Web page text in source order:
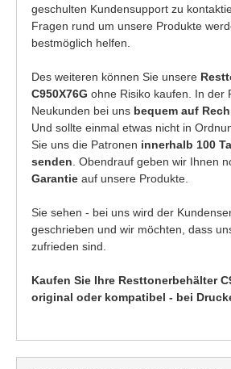
geschulten Kundensupport zu
Fragen rund um unsere Produkte
bestmöglich helfen.
Des weiteren können Sie unsere
C950X76G ohne Risiko kaufen. In der
Neukunden bei uns bequem auf
Und sollte einmal etwas nicht in
Sie uns die Patronen innerhalb 100
senden. Obendrauf geben wir Ihnen
Garantie auf unsere Produkte.
Sie sehen - bei uns wird der
geschrieben und wir möchten, dass
zufrieden sind.
Kaufen Sie Ihre Resttonerbehälter
original oder kompatibel - bei